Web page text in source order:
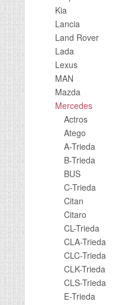
Kia
Lancia
Land Rover
Lada
Lexus
MAN
Mazda
Mercedes
Actros
Atego
A-Trieda
B-Trieda
BUS
C-Trieda
Citan
Citaro
CL-Trieda
CLA-Trieda
CLC-Trieda
CLK-Trieda
CLS-Trieda
E-Trieda